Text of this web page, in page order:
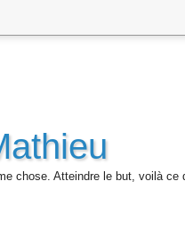
chose. Atteindre le but, voilà ce